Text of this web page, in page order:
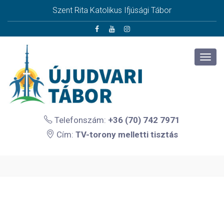
Szent Rita Katolikus Ifjúsági Tábor
Telefonszám: +36 (70) 742 7971
Cím: TV-torony melletti tisztás